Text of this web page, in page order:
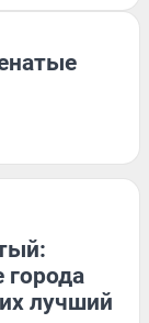
города
лучший